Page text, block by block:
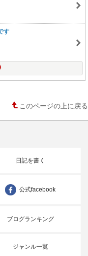
す
このページの上に戻る
日記を書く
公式facebook
ブログランキング
ジャンル一覧